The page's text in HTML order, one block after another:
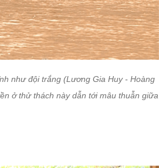
như đội trắng (Lương Gia Huy - Hoàng
ở thử thách này dẫn tới mâu thuẫn giữa